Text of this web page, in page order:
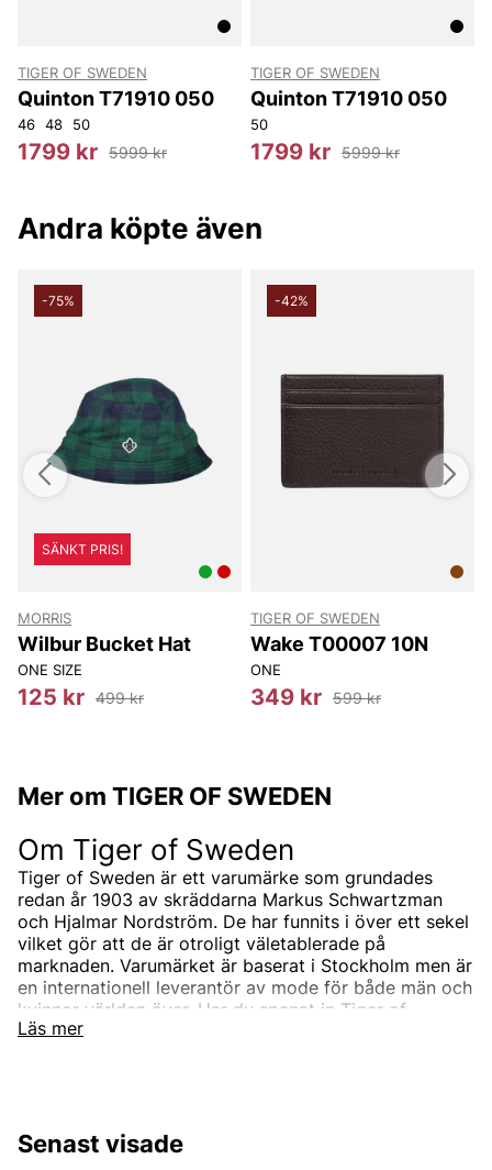
TIGER OF SWEDEN
Quinton T71910 050
46 48 50
1799 kr 5999 kr
TIGER OF SWEDEN
Quinton T71910 050
50
1799 kr 5999 kr
Andra köpte även
-75%
SÄNKT PRIS!
MORRIS
Wilbur Bucket Hat
ONE SIZE
125 kr 499 kr
-42%
TIGER OF SWEDEN
Wake T00007 10N
ONE
349 kr 599 kr
Mer om TIGER OF SWEDEN
Läs mer
Om Tiger of Sweden
Tiger of Sweden är ett varumärke som grundades
redan år 1903 av skräddarna Markus Schwartzman
och Hjalmar Nordström. De har funnits i över ett sekel
vilket gör att de är otroligt väletablerade på
marknaden. Varumärket är baserat i Stockholm men är
en internationell leverantör av mode för både män och
kvinnor världen över. Har du spanat in Tiger of
Swedens sortiment än? Vi erbjuder Tiger of Swedens
tidlöst och modernt. Produkterna är oftast enfärgade
Senast visade